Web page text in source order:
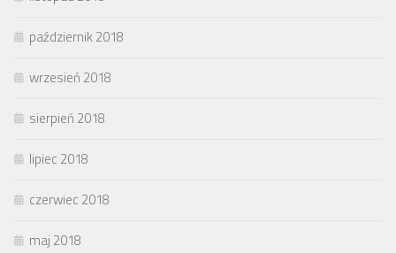
październik 2018
wrzesień 2018
sierpień 2018
lipiec 2018
czerwiec 2018
maj 2018